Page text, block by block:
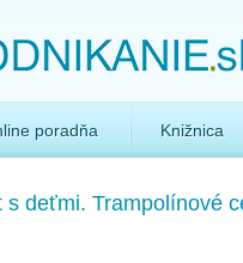
poradňa Knižnica
s deťmi. Trampolínové